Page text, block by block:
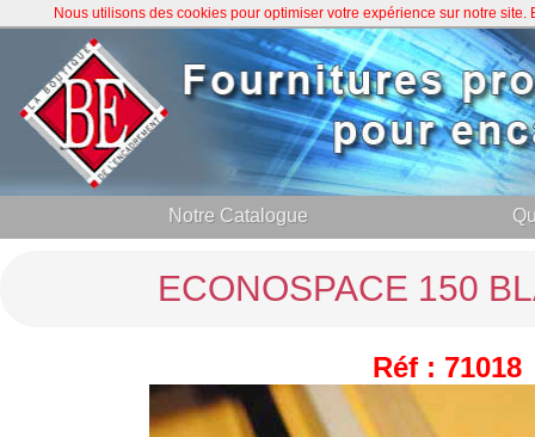
Notre Catalogue
ECONOSPACE 150
Réf : 71018
Nous utilisons des cookies pour optimiser votre expérience sur notre